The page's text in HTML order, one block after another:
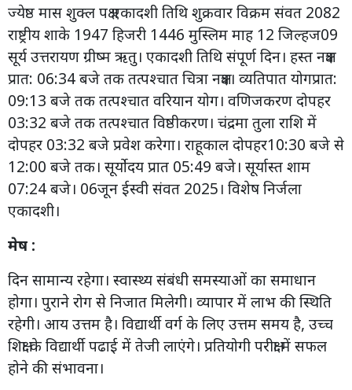
ज्येष्ठ मास शुक्ल पक्ष एकादशी तिथि शुक्रवार विक्रम संवत 2082
राष्ट्रीय शाके 1947 हिजरी 1446 मुस्लिम माह 12 जिल्हज09
सूर्य उत्तरायण ग्रीष्म ऋतु। एकादशी तिथि संपूर्ण दिन। हस्त नक्षत्र
प्रात: 06:34 बजे तक तत्पश्चात चित्रा नक्षत्र। व्यतिपात योगप्रात:
09:13 बजे तक तत्पश्चात वरियान योग। वणिजकरण दोपहर
03:32 बजे तक तत्पश्चात विष्ठीकरण। चंद्रमा तुला राशि में
दोपहर 03:32 बजे प्रवेश करेगा। राहूकाल दोपहर10:30 बजे से
12:00 बजे तक। सूर्याेदय प्रात 05:49 बजे। सूर्यास्त शाम
07:24 बजे। 06जून ईस्वी संवत 2025। विशेष निर्जला
एकादशी।
मेष :
दिन सामान्य रहेगा। स्वास्थ्य संबंधी समस्याओं का समाधान
होगा। पुराने रोग से निजात मिलेगी। व्यापार में लाभ की स्थिति
रहेगी। आय उत्तम है। विद्यार्थी वर्ग के लिए उत्तम समय है, उच्च
शिक्षा के विद्यार्थी पढाई में तेजी लाएंगे। प्रतियोगी परीक्षा में सफल
होने की संभावना।